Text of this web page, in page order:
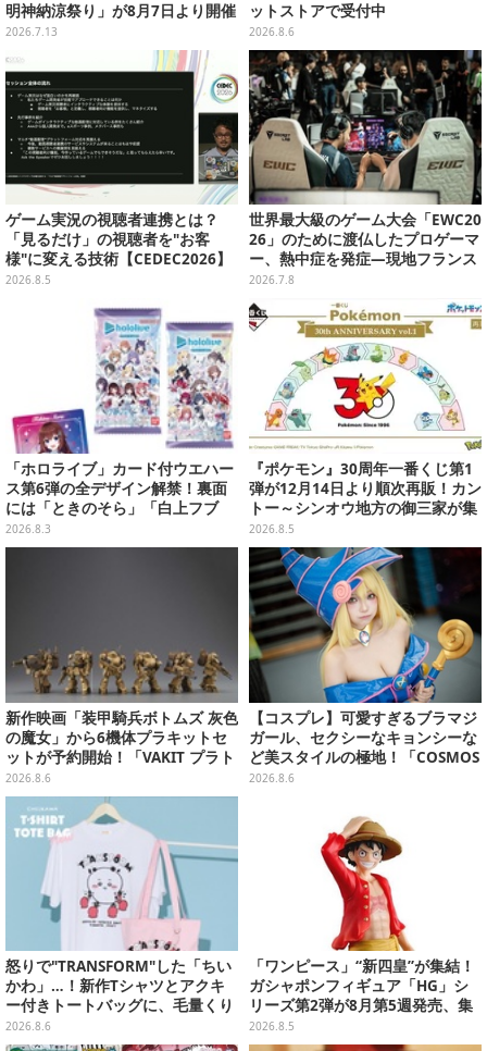
明神納涼祭り」が8月7日より開催
決定
2026.7.13
ットストアで受付中
2026.8.6
ゲーム実況の視聴者連携とは？
「見るだけ」の視聴者を"お客
様"に変える技術【CEDEC2026】
2026.8.5
世界最大級のゲーム大会「EWC20
26」のために渡仏したプロゲーマ
ー、熱中症を発症―現地フランス
は記録的な熱波が続く
2026.7.8
「ホロライブ」カード付ウエハー
ス第6弾の全デザイン解禁！裏面
には「ときのそら」「白上フブ
キ」ら30名の手書きメッセージ入
り
2026.8.3
『ポケモン』30周年一番くじ第1
弾が12月14日より順次再販！カン
トー～シンオウ地方の御三家が集
まった時計、ぬいぐるみなど記念
グッズ盛りだくさん
2026.8.5
新作映画「装甲騎兵ボトムズ 灰色
の魔女」から6機体プラキットセ
ットが予約開始！「VAKIT プラト
ーン」第1弾、各部関節可動仕様
2026.8.6
【コスプレ】可愛すぎるブラマジ
ガール、セクシーなキョンシーな
ど美スタイルの極地！「COSMOS
創作攝影展」台湾美女レイヤーま
2026.8.6
怒りで"TRANSFORM"した「ちい
かわ」…！新作Tシャツとアクキ
ー付きトートバッグに、毛量くり
まんじゅうなど全6アイテム
2026.8.6
「ワンピース」“新四皇”が集結！
ガシャポンフィギュア「HG」シ
リーズ第2弾が8月第5週発売、集
めて並べたくなるクオリティ
2026.8.5